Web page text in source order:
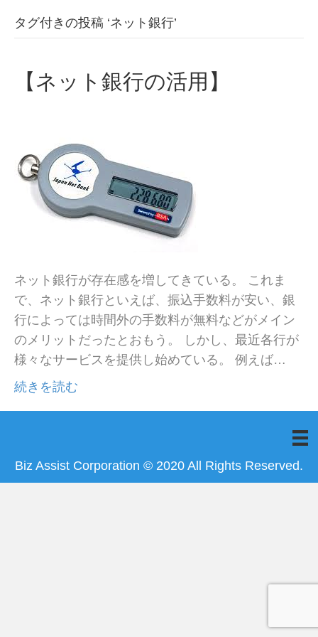
タグ付きの投稿 ‘ネット銀行’
【ネット銀行の活用】
ネット銀行が存在感を増してきている。 これま
で、ネット銀行といえば、振込手数料が安い、銀
行によっては時間外の手数料が無料などがメイン
のメリットだったとおもう。 しかし、最近各行が
様々なサービスを提供し始めている。 例えば…
続きを読む
Biz Assist Corporation © 2020 All Rights Reserved.